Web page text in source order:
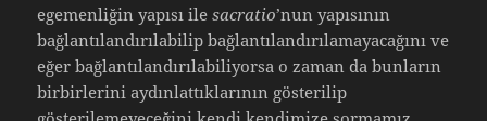
egemenliğin yapısı ilesacratio’nun yapısının
bağlantılandırılabilip bağlantılandırılamayacağını ve
eğer bağlantılandırılabiliyorsa o zaman da bunların
birbirlerini aydınlattıklarının gösterilip